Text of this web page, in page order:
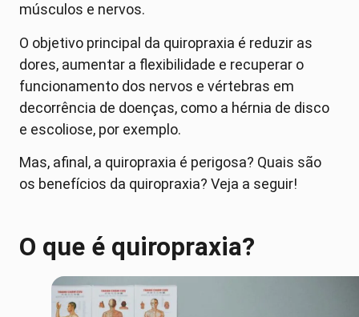
músculos e nervos.
O objetivo principal da quiropraxia é reduzir as
dores, aumentar a flexibilidade e recuperar o
funcionamento dos nervos e vértebras em
decorrência de doenças, como a hérnia de disco
e escoliose, por exemplo.
Mas, afinal, a quiropraxia é perigosa? Quais são
os benefícios da quiropraxia? Veja a seguir!
O que é quiropraxia?